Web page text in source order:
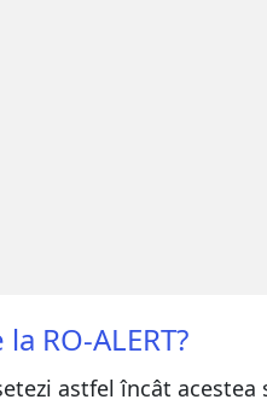
RO-ALERT?
astfel încât